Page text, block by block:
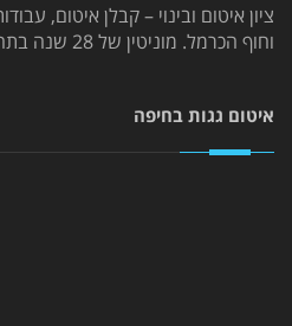
ציון איטום ובינוי – קבלן איטום,
וחוף הכרמל. מוניטין של 28 שנה בתחום. מקצועיות ללא תחרות.
איטום גגות בחיפה